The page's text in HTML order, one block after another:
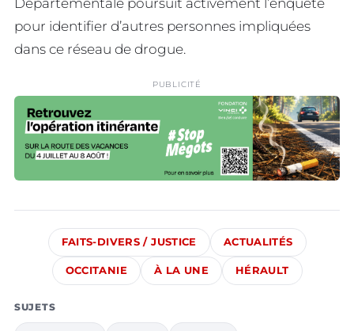
pour identifier d’autres personnes impliquées
dans ce réseau de drogue.
PUBLICITÉ
FAITS-DIVERS / JUSTICE ACTUALITÉS
OCCITANIE À LA UNE HÉRAULT
SUJETS